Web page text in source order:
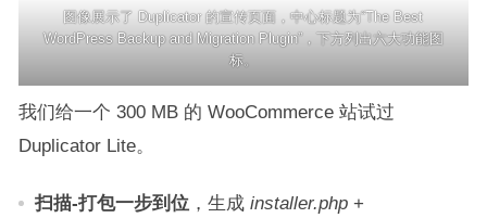
图像展示了 Duplicator 的宣传页面，中心标题为“The Best
WordPress Backup and Migration Plugin”，下方列出六大功能图
标。
我们给一个 300 MB 的 WooCommerce 站试过
Duplicator Lite。
扫描-打包一步到位，生成 installer.php+